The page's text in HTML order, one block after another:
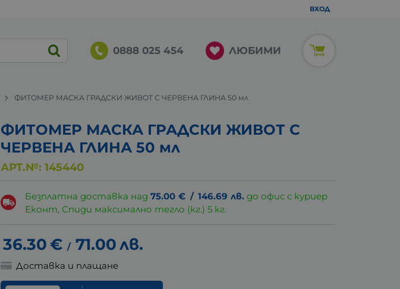
ВХОД
0888 025 454 ЛЮБИМИ
ФИТОМЕР МАСКА ГРАДСКИ ЖИВОТ С ЧЕРВЕНА ГЛИНА 50 мл
ФИТОМЕР МАСКА ГРАДСКИ ЖИВОТ С
ЧЕРВЕНА ГЛИНА 50 мл
АРТ.№: 145440
Безплатна доставка над75.00 € / 146.69 лв. до офис с куриер
Еконт, Спиди максимално тегло (кг.) 5 кг.
36.30€ / 71.00лв.
Доставка и плащане